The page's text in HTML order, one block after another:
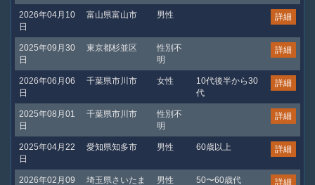
2026年04月10
日
富山県富山市 男性 詳細
2025年09月30
日
東京都杉並区
性別不
明
詳細
2026年06月06
日
千葉県市川市 女性
10代後半から30
代
詳細
2025年08月01
日
千葉県市川市
性別不
明
詳細
2025年04月22
日
愛知県知多市 男性 60歳以上 詳細
2026年02月09
埼玉県さいたま
男性 50〜60歳代 詳細